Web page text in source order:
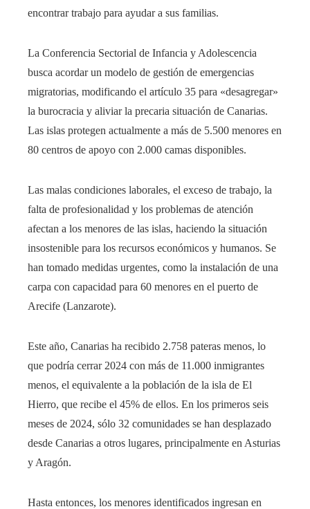
encontrar trabajo para ayudar a sus familias.
La Conferencia Sectorial de Infancia y Adolescencia
busca acordar un modelo de gestión de emergencias
migratorias, modificando el artículo 35 para «desagregar»
la burocracia y aliviar la precaria situación de Canarias.
Las islas protegen actualmente a más de 5.500 menores en
80 centros de apoyo con 2.000 camas disponibles.
Las malas condiciones laborales, el exceso de trabajo, la
falta de profesionalidad y los problemas de atención
afectan a los menores de las islas, haciendo la situación
insostenible para los recursos económicos y humanos. Se
han tomado medidas urgentes, como la instalación de una
carpa con capacidad para 60 menores en el puerto de
Arecife (Lanzarote).
Este año, Canarias ha recibido 2.758 pateras menos, lo
que podría cerrar 2024 con más de 11.000 inmigrantes
menos, el equivalente a la población de la isla de El
Hierro, que recibe el 45% de ellos. En los primeros seis
meses de 2024, sólo 32 comunidades se han desplazado
desde Canarias a otros lugares, principalmente en Asturias
y Aragón.
Hasta entonces, los menores identificados ingresan en